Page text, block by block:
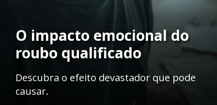
O impacto emocional do
roubo qualificado
Descubra o efeito devastador que pode
causar.